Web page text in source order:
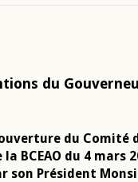
du
du Comité
BCEAO du 4 mars
son Président